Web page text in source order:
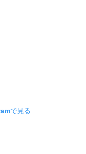
で見る